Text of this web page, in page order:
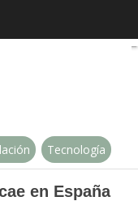
videojuego cae
Tecnología
en España